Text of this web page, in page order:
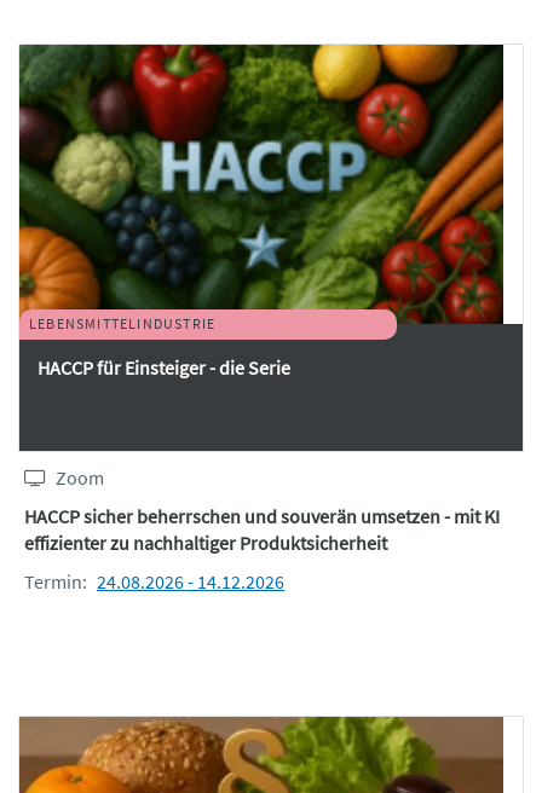
LEBENSMITTELINDUSTRIE
HACCP für Einsteiger - die Serie
Zoom
HACCP sicher beherrschen und souverän umsetzen - mit KI
effizienter zu nachhaltiger Produktsicherheit
Termin: 24.08.2026 - 14.12.2026